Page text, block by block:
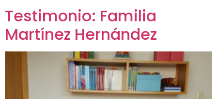
Testimonio: Familia
Martínez Hernández